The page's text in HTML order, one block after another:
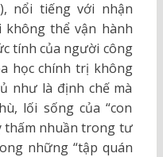
nổi tiếng với nhận
không thể vận hành
tính của người công
học chính trị không
như là định chế mà
lối sống của “con
thấm nhuần trong tư
những “tập quán